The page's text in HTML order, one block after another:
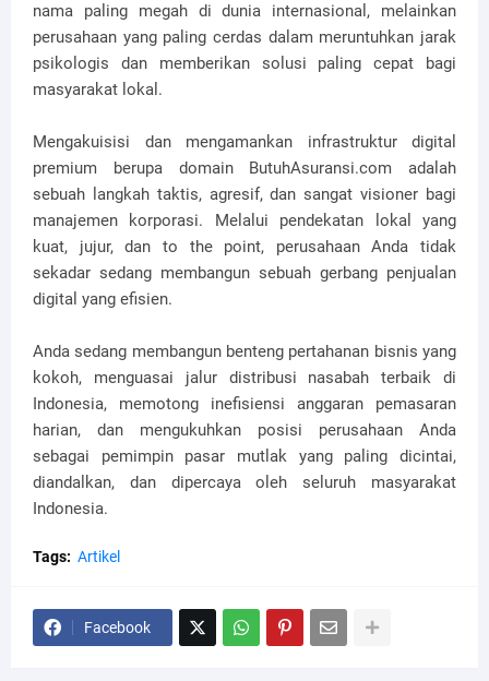
nama paling megah di dunia internasional, melainkan
perusahaan yang paling cerdas dalam meruntuhkan jarak
psikologis dan memberikan solusi paling cepat bagi
masyarakat lokal.
Mengakuisisi dan mengamankan infrastruktur digital
premium berupa domain ButuhAsuransi.com adalah
sebuah langkah taktis, agresif, dan sangat visioner bagi
manajemen korporasi. Melalui pendekatan lokal yang
kuat, jujur, dan to the point, perusahaan Anda tidak
sekadar sedang membangun sebuah gerbang penjualan
digital yang efisien.
Anda sedang membangun benteng pertahanan bisnis yang
kokoh, menguasai jalur distribusi nasabah terbaik di
Indonesia, memotong inefisiensi anggaran pemasaran
harian, dan mengukuhkan posisi perusahaan Anda
sebagai pemimpin pasar mutlak yang paling dicintai,
diandalkan, dan dipercaya oleh seluruh masyarakat
Indonesia.
Tags: Artikel
Facebook